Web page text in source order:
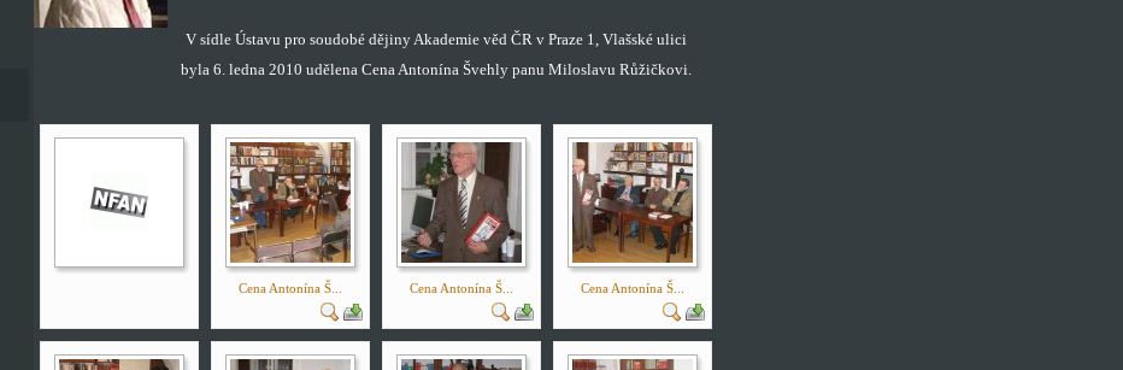
V sídle Ústavu pro soudobé dějiny Akademie věd ČR v Praze 1, Vlašské ulici
byla 6. ledna 2010 udělena Cena Antonína Švehly panu Miloslavu Růžičkovi.
Cena Antonína Š... Cena Antonína Š... Cena Antonína Š...